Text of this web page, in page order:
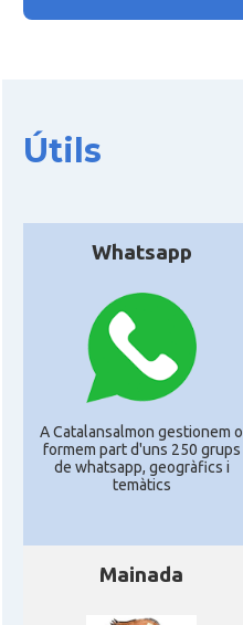
Útils
Whatsapp
A Catalansalmon gestionem o
formem part d'uns 250 grups
de whatsapp, geogràfics i
temàtics
Mainada